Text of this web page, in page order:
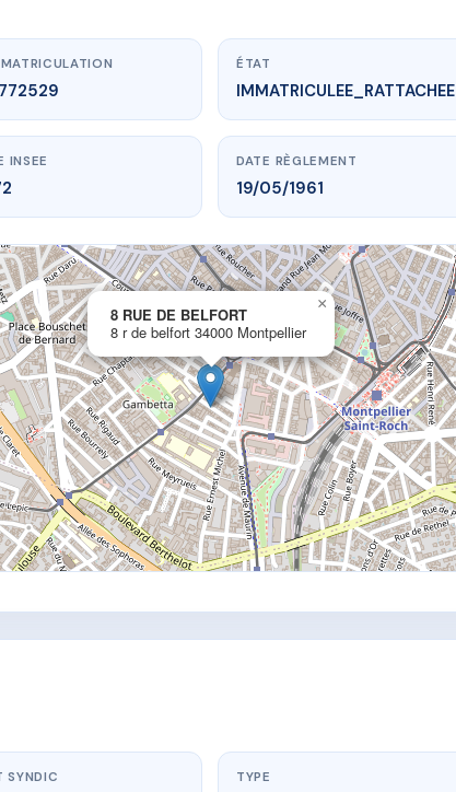
AC6772529
DE BELFORT
34000 Montpellier
ÉTAT
IMMATRICULEE_RATTACHEE
INSEE DATE RÈGLEMENT
19/05/1961
8 RUE DE BELFORT
8 r de belfort 34000 Montpellier
×
SYNDIC TYPE